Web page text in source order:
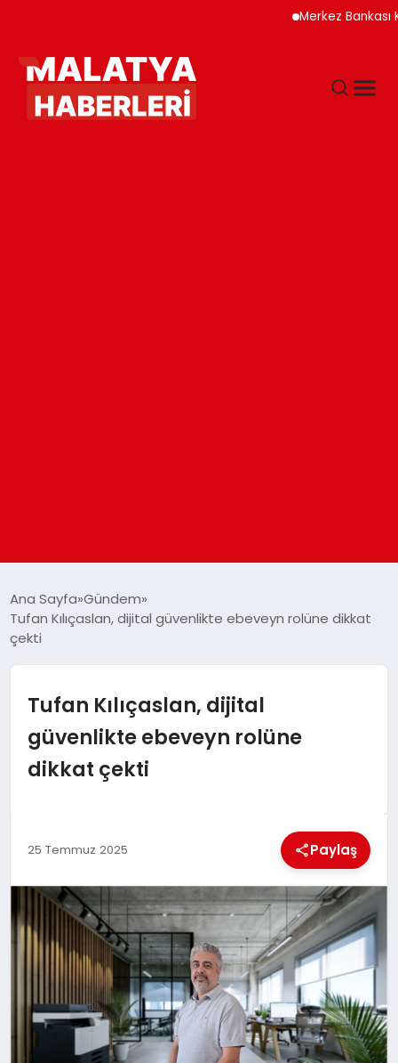
Merkez Bankası Kripto
GÜNDEM
DÜNYA
EĞITIM
MAGAZIN
SAĞLIK
SIYASET
SPOR
Ana Sayfa Gündem
Tufan Kılıçaslan, dijital güvenlikte ebeveyn rolüne dikkat
çekti
Tufan Kılıçaslan, dijital
güvenlikte ebeveyn rolüne
dikkat çekti
25 Temmuz 2025 Paylaş